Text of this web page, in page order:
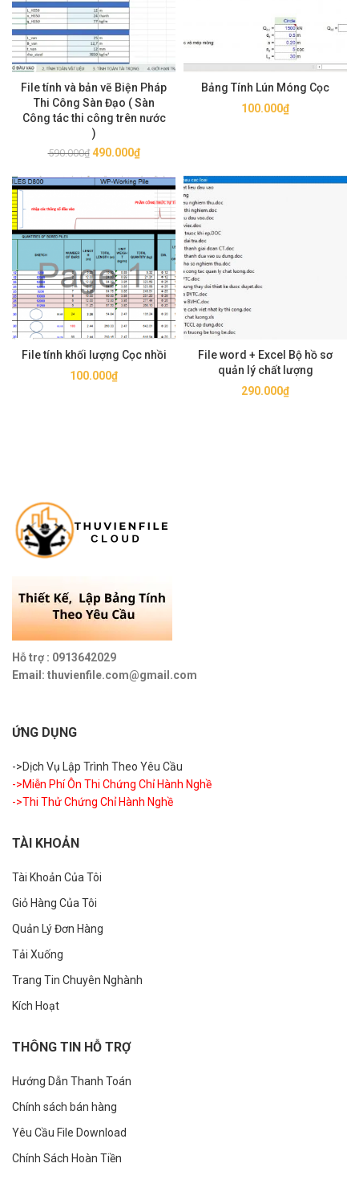
File tính và bản vẽ Biện Pháp
Thi Công Sàn Đạo ( Sàn
Công tác thi công trên nước
)
590.000₫ Giá
là:
490.000₫Giá
tại
490.000₫.
Bảng Tính Lún Móng Cọc
100.000₫
File tính khối lượng Cọc nhồi
100.000₫
File word + Excel Bộ hồ sơ
quản lý chất lượng
290.000₫
Hỗ trợ : 0913642029
Email: thuvienfile.com@gmail.com
ỨNG DỤNG
->Dịch Vụ Lập Trình Theo Yêu Cầu
->Miễn Phí Ôn Thi Chứng Chỉ Hành Nghề
->Thi Thử Chứng Chỉ Hành Nghề
TÀI KHOẢN
Tài Khoản Của Tôi
Giỏ Hàng Của Tôi
Quản Lý Đơn Hàng
Tải Xuống
Trang Tin Chuyên Nghành
Kích Hoạt
THÔNG TIN HỖ TRỢ
Hướng Dẫn Thanh Toán
Chính sách bán hàng
Yêu Cầu File Download
Chính Sách Hoàn Tiền